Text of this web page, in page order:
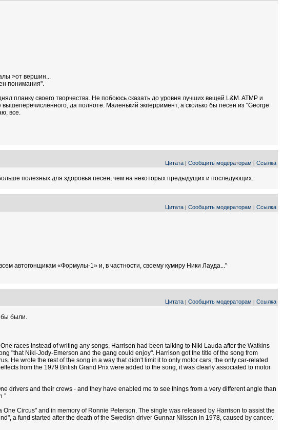
>от вершин...
понимания".
планку своего творчества. Не побоюсь сказать до уровня лучших вещей L&M. ATMP и
да полноте. Маленький экперримент, а сколько бы песен из "George
все.
Цитата | Сообщить модераторам | Ссылка
полезных для здоровья песен, чем на некоторых предыдущих и последующих.
Цитата | Сообщить модераторам | Ссылка
автогонщикам «Формулы-1» и, в частности, своему кумиру Ники Лауда..."
Цитата | Сообщить модераторам | Ссылка
бы были.
races instead of writing any songs. Harrison had been talking to Niki Lauda after the Watkins
"that Niki-Jody-Emerson and the gang could enjoy". Harrison got the title of the song from
He wrote the rest of the song in a way that didn't limit it to only motor cars, the only car-related
from the 1979 British Grand Prix were added to the song, it was clearly associated to motor
drivers and their crews - and they have enabled me to see things from a very different angle than
”
Circus" and in memory of Ronnie Peterson. The single was released by Harrison to assist the
a fund started after the death of the Swedish driver Gunnar Nilsson in 1978, caused by cancer.